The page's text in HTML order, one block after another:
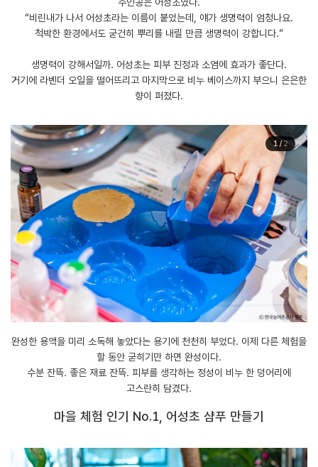
“비린내가 나서 어성초라는 이름이 붙었는데, 얘가 생명력이 엄청나요.
척박한 환경에서도 굳건히 뿌리를 내릴 만큼 생명력이 강합니다.”
생명력이 강해서일까. 어성초는 피부 진정과 소염에 효과가 좋단다.
거기에 라벤더 오일을 떨어뜨리고 마지막으로 비누 베이스까지 부으니 은은한
향이 퍼졌다.
1 /2
완성한 용액을 미리 소독해 놓았다는 용기에 천천히 부었다. 이제 다른 체험을
할 동안 굳히기만 하면 완성이다.
수분 잔뜩. 좋은 재료 잔뜩. 피부를 생각하는 정성이 비누 한 덩어리에
고스란히 담겼다.
마을 체험 인기 No.1, 어성초 샴푸 만들기